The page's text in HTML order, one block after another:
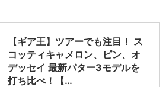
【ギア王】ツアーでも注目！ ス
コッティキャメロン、ピン、オ
デッセイ 最新パター3モデルを
打ち比べ！【…